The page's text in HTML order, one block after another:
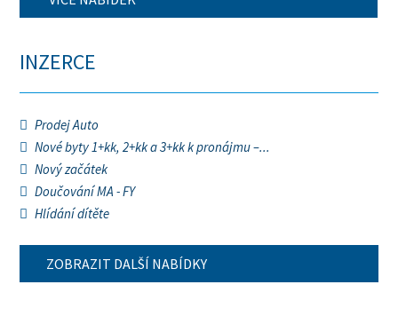
INZERCE
Prodej Auto
Nové byty 1+kk, 2+kk a 3+kk k pronájmu –...
Nový začátek
Doučování MA - FY
Hlídání dítěte
ZOBRAZIT DALŠÍ NABÍDKY